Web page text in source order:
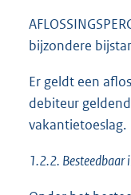
bijzondere
Er geldt een
debiteur
vakantietoeslag.
1.2.2. Besteedbaar